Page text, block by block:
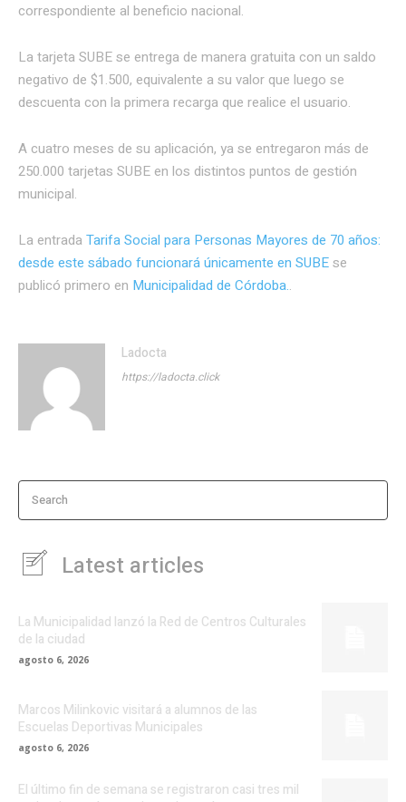
correspondiente al beneficio nacional.
La tarjeta SUBE se entrega de manera gratuita con un saldo
negativo de $1.500, equivalente a su valor que luego se
descuenta con la primera recarga que realice el usuario.
A cuatro meses de su aplicación, ya se entregaron más de
250.000 tarjetas SUBE en los distintos puntos de gestión
municipal.
La entrada Tarifa Social para Personas Mayores de 70 años:
desde este sábado funcionará únicamente en SUBEse
publicó primero en Municipalidad de Córdoba..
Ladocta
https://ladocta.click
Search
Latest articles
La Municipalidad lanzó la Red de Centros Culturales
de la ciudad
agosto 6, 2026
Marcos Milinkovic visitará a alumnos de las
Escuelas Deportivas Municipales
agosto 6, 2026
El último fin de semana se registraron casi tres mil